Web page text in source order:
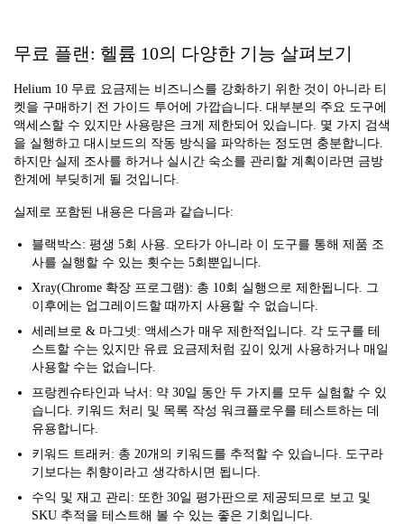
무료 플랜: 헬륨 10의 다양한 기능 살펴보기
Helium 10 무료 요금제는 비즈니스를 강화하기 위한 것이 아니라 티
켓을 구매하기 전 가이드 투어에 가깝습니다. 대부분의 주요 도구에
액세스할 수 있지만 사용량은 크게 제한되어 있습니다. 몇 가지 검색
을 실행하고 대시보드의 작동 방식을 파악하는 정도면 충분합니다.
하지만 실제 조사를 하거나 실시간 숙소를 관리할 계획이라면 금방
한계에 부딪히게 될 것입니다.
실제로 포함된 내용은 다음과 같습니다:
블랙박스: 평생 5회 사용. 오타가 아니라 이 도구를 통해 제품 조
사를 실행할 수 있는 횟수는 5회뿐입니다.
Xray(Chrome 확장 프로그램): 총 10회 실행으로 제한됩니다. 그
이후에는 업그레이드할 때까지 사용할 수 없습니다.
세레브로 & 마그넷: 액세스가 매우 제한적입니다. 각 도구를 테
스트할 수는 있지만 유료 요금제처럼 깊이 있게 사용하거나 매일
사용할 수는 없습니다.
프랑켄슈타인과 낙서: 약 30일 동안 두 가지를 모두 실험할 수 있
습니다. 키워드 처리 및 목록 작성 워크플로우를 테스트하는 데
유용합니다.
키워드 트래커: 총 20개의 키워드를 추적할 수 있습니다. 도구라
기보다는 취향이라고 생각하시면 됩니다.
수익 및 재고 관리: 또한 30일 평가판으로 제공되므로 보고 및
SKU 추적을 테스트해 볼 수 있는 좋은 기회입니다.